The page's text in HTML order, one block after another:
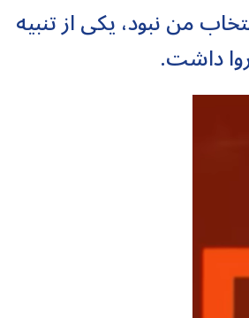
من نبود، یکی از تنبیه
داشت.